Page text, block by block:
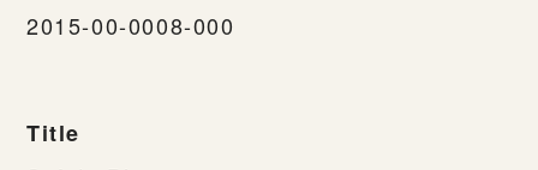
2015-00-0008-000
Title